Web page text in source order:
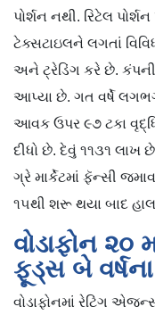
પોર્શન નથી. રિટેલ
ટેક્સટાઇલને લગતાં
અને ટ્રેડિંગ કરે છે.
આપ્યા છે. ગત વર્ષે લગભગ
આવક ઉપર ૯૭ ટકા
દીધો છે. દેવું ૧૧૩૧ લાખ
ગ્રે માર્કેટમાં ફૅન્સી
૧૫થી શરૂ થયા બાદ
વોડાફોન ૨૦
ફૂડ્સ બે
વોડાફોનમાં રેટિંગ